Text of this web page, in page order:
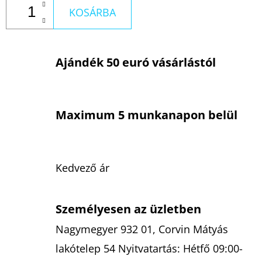
KOSÁRBA
Ajándék 50 euró vásárlástól
Maximum 5 munkanapon belül
Kedvező ár
Személyesen az üzletben
Nagymegyer 932 01, Corvin Mátyás
lakótelep 54 Nyitvatartás: Hétfő 09:00-